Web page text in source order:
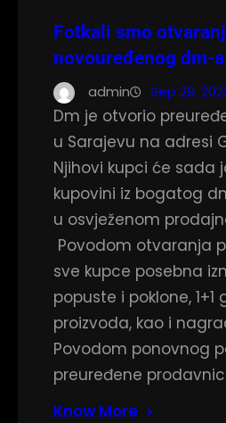
Fotkali smo
novouređenog dm-
admin Sep 29,
Dm je otvorio
u Sarajevu na adresi
Njihovi kupci će sada
kupovini iz bogatog
u osvježenom
Povodom otvaranja
sve kupce posebna
popuste i poklone,
proizvoda, kao i
Povodom ponovnog
preuređene
Know More